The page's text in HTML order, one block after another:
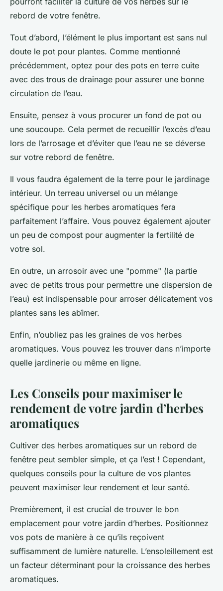
rebord de votre fenêtre.
Tout d’abord, l’élément le plus important est sans nul
doute le pot pour plantes. Comme mentionné
précédemment, optez pour des pots en terre cuite
avec des trous de drainage pour assurer une bonne
circulation de l’eau.
Ensuite, pensez à vous procurer un fond de pot ou
une soucoupe. Cela permet de recueillir l’excès d’eau
lors de l’arrosage et d’éviter que l’eau ne se déverse
sur votre rebord de fenêtre.
Il vous faudra également de la terre pour le jardinage
intérieur. Un terreau universel ou un mélange
spécifique pour les herbes aromatiques fera
parfaitement l’affaire. Vous pouvez également ajouter
un peu de compost pour augmenter la fertilité de
votre sol.
En outre, un arrosoir avec une "pomme" (la partie
avec de petits trous pour permettre une dispersion de
l’eau) est indispensable pour arroser délicatement vos
plantes sans les abîmer.
Enfin, n’oubliez pas les graines de vos herbes
aromatiques. Vous pouvez les trouver dans n’importe
quelle jardinerie ou même en ligne.
Les Conseils pour maximiser le
rendement de votre jardin d’herbes
aromatiques
Cultiver des herbes aromatiques sur un rebord de
fenêtre peut sembler simple, et ça l’est ! Cependant,
quelques conseils pour la culture de vos plantes
peuvent maximiser leur rendement et leur santé.
Premièrement, il est crucial de trouver le bon
emplacement pour votre jardin d’herbes. Positionnez
vos pots de manière à ce qu’ils reçoivent
suffisamment de lumière naturelle. L’ensoleillement est
un facteur déterminant pour la croissance des herbes
aromatiques.